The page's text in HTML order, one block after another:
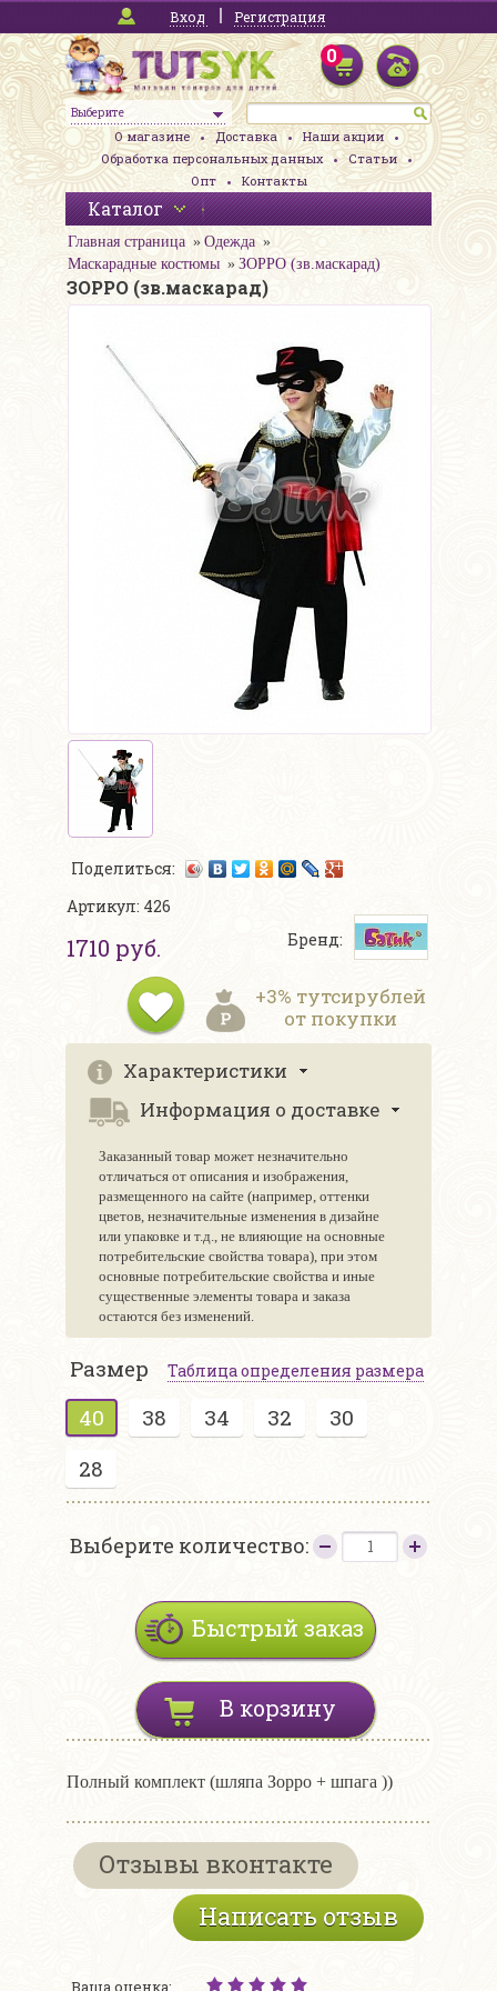
Вход Регистрация
Выберите
0
О магазине Доставка
Наши акции
Обработка персональных данных
Статьи
Опт
Контакты
Каталог
Главная страница
Одежда
Маскарадные костюмы
ЗОРРО (зв.маскарад)
ЗОРРО (зв.маскарад)
Поделиться:
Артикул: 426
1710 руб. Бренд:
+3% тутсирублей
от покупки
Характеристики
Информация о доставке
Заказанный товар может незначительно
отличаться от описания и изображения,
размещенного на сайте (например, оттенки
цветов, незначительные изменения в дизайне
или упаковке и т.д., не влияющие на основные
потребительские свойства товара), при этом
основные потребительские свойства и иные
существенные элементы товара и заказа
остаются без изменений.
Размер Таблица определения размера
40 38 34 32
30
28
Выберите количество:
Быстрый заказ
В корзину
Полный комплект (шляпа Зорро + шпага ))
Отзывы вконтакте
Написать отзыв
Ваша оценка: